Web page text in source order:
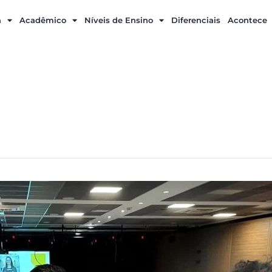
Acadêmico Níveis de Ensino Diferenciais Acontece